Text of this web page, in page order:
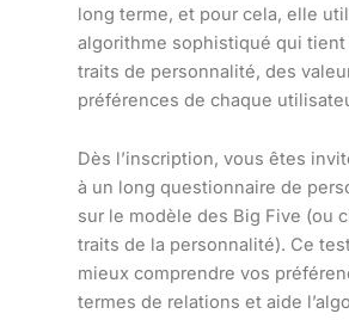
long terme, et pour cela, elle
algorithme sophistiqué qui tient
traits de personnalité, des
préférences de chaque
Dès l’inscription, vous êtes
à un long questionnaire de
sur le modèle des Big Five (ou
traits de la personnalité). Ce
mieux comprendre vos
termes de relations et aide